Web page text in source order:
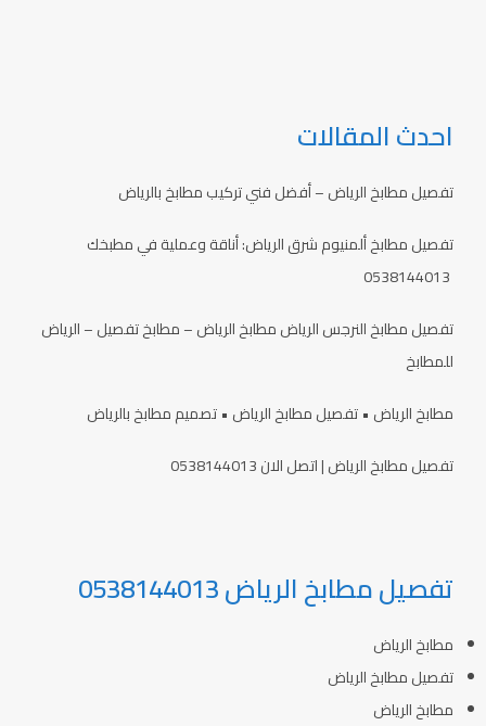
احدث المقالات
تفصيل مطابخ الرياض – أفضل فني تركيب مطابخ بالرياض
تفصيل مطابخ ألمنيوم شرق الرياض: أناقة وعملية في مطبخك
تفصيل مطابخ النرجس الرياض مطابخ الرياض – مطابخ تفصيل – الرياض
للمطابخ
مطابخ الرياض • تفصيل مطابخ الرياض • تصميم مطابخ بالرياض
تفصيل مطابخ الرياض | اتصل الان 0538144013
تفصيل مطابخ الرياض 0538144013
مطابخ الرياض
تفصيل مطابخ الرياض
مطابخ الرياض